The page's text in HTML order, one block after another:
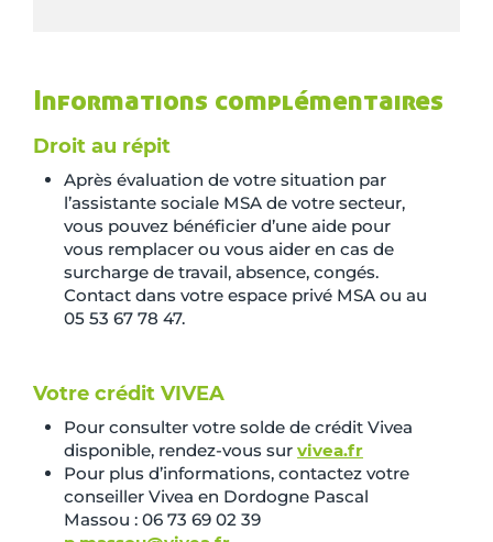
Informations complémentaires
Droit au répit
Après évaluation de votre situation par
l’assistante sociale MSA de votre secteur,
vous pouvez bénéficier d’une aide pour
vous remplacer ou vous aider en cas de
surcharge de travail, absence, congés.
Contact dans votre espace privé MSA ou au
05 53 67 78 47.
Votre crédit VIVEA
Pour consulter votre solde de crédit Vivea
disponible, rendez-vous sur vivea.fr
Pour plus d’informations, contactez votre
conseiller Vivea en Dordogne Pascal
Massou : 06 73 69 02 39